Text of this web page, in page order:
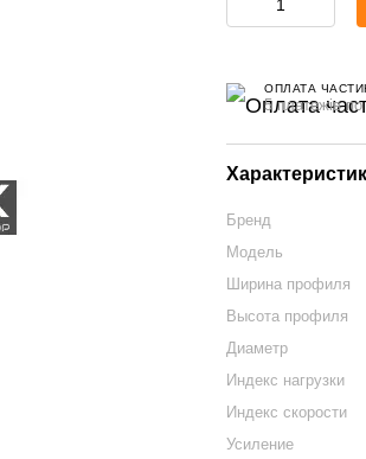
ОПЛАТА
5 платежів
Бренд
Модель
Ширина профиля
Высота профиля
Диаметр
Индекс нагрузки
Индекс скорости
Усиление